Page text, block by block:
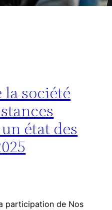
la société
état des
participation de Nos